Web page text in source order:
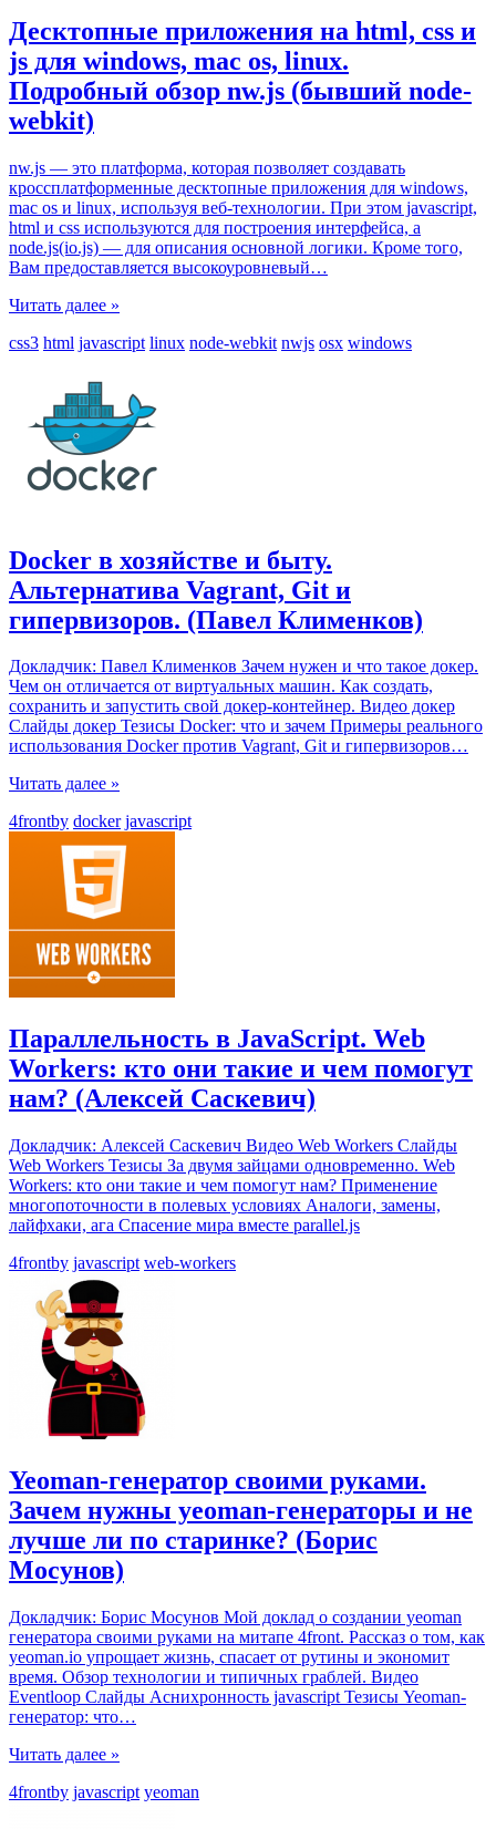
Десктопные приложения на html, css и
js для windows, mac os, linux.
Подробный обзор nw.js (бывший node-
webkit)
nw.js — это платформа, которая позволяет создавать
кроссплатформенные десктопные приложения для windows,
mac os и linux, используя веб-технологии. При этом javascript,
html и css используются для построения интерфейса, а
node.js(io.js) — для описания основной логики. Кроме того,
Вам предоставляется высокоуровневый…
Читать далее »
css3 html javascript linux node-webkit nwjs osx windows
Docker в хозяйстве и быту.
Альтернатива Vagrant, Git и
гипервизоров. (Павел Клименков)
Докладчик: Павел Клименков Зачем нужен и что такое докер.
Чем он отличается от виртуальных машин. Как создать,
сохранить и запустить свой докер-контейнер. Видео докер
Слайды докер Тезисы Docker: что и зачем Примеры реального
использования Docker против Vagrant, Git и гипервизоров…
Читать далее »
4frontby docker javascript
Параллельность в JavaScript. Web
Workers: кто они такие и чем помогут
нам? (Алексей Саскевич)
Докладчик: Алексей Саскевич Видео Web Workers Слайды
Web Workers Тезисы За двумя зайцами одновременно. Web
Workers: кто они такие и чем помогут нам? Применение
многопоточности в полевых условиях Аналоги, замены,
лайфхаки, ага Спасение мира вместе parallel.js
4frontby javascript web-workers
Yeoman-генератор своими руками.
Зачем нужны yeoman-генераторы и не
лучше ли по старинке? (Борис
Мосунов)
Докладчик: Борис Мосунов Мой доклад о создании yeoman
генератора своими руками на митапе 4front. Рассказ о том, как
yeoman.io упрощает жизнь, спасает от рутины и экономит
время. Обзор технологии и типичных граблей. Видео
Eventloop Слайды Аснихронность javascript Тезисы Yeoman-
генератор: что…
Читать далее »
4frontby javascript yeoman